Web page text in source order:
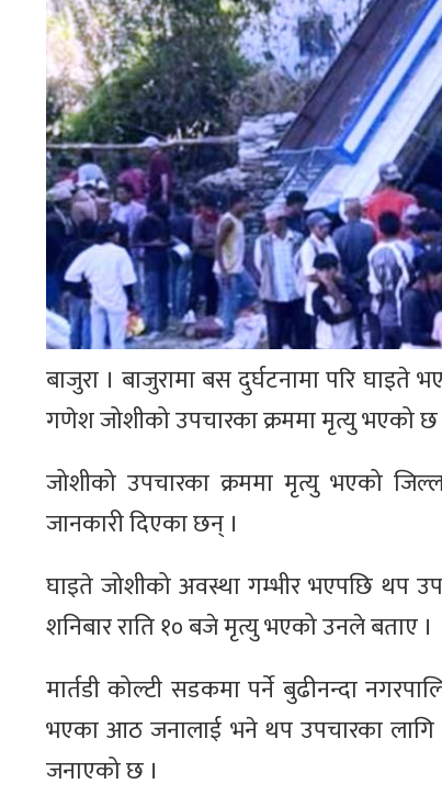
बाजुरा । बाजुरामा बस दुर्घटनामा परि
गणेश जोशीको उपचारका क्रममा मृत्यु भएको छ
जोशीको उपचारका क्रममा मृत्यु भएको
जानकारी दिएका छन् ।
घाइते जोशीको अवस्था गम्भीर भएपछि थप
शनिबार राति १० बजे मृत्यु भएको उनले बताए ।
मार्तडी कोल्टी सडकमा पर्ने बुढीनन्दा
भएका आठ जनालाई भने थप उपचारका लागि
जनाएको छ ।